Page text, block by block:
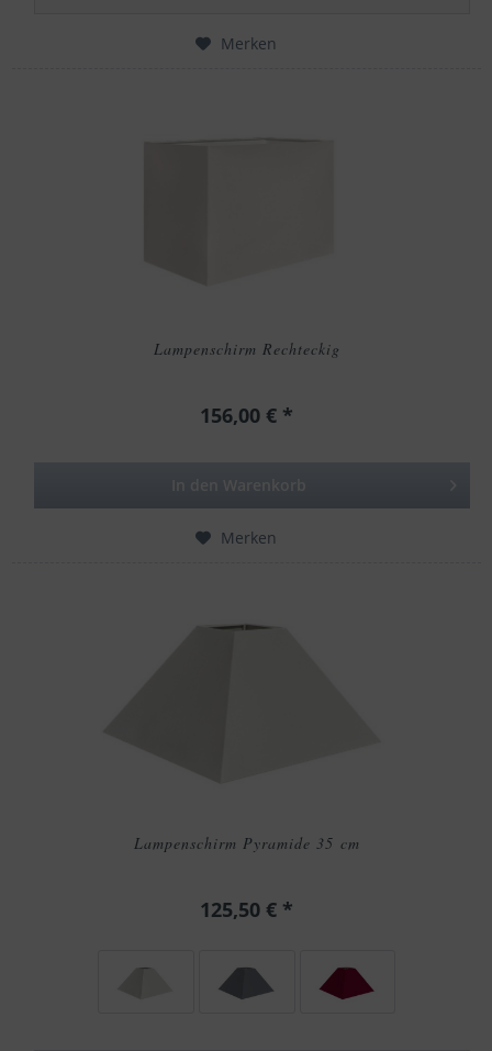
Merken
Lampenschirm Rechteckig
156,00 € *
Merken
Lampenschirm Pyramide 35 cm
125,50 € *